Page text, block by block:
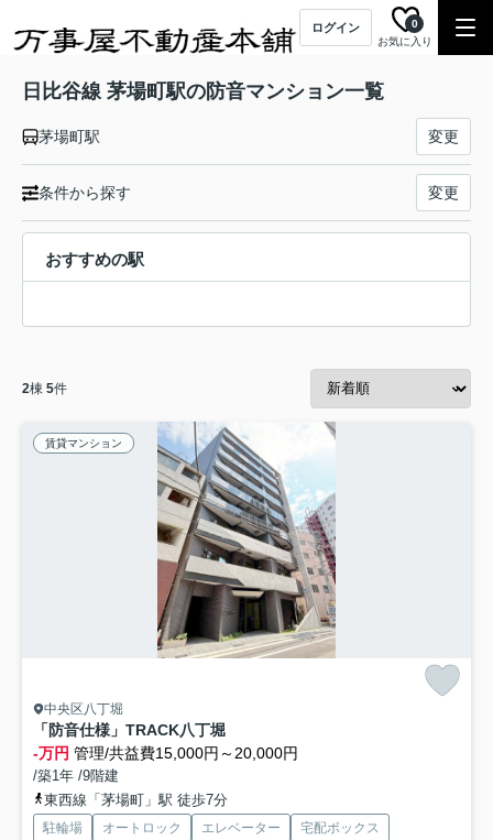
ログイン
お気に入り
0
日比谷線 茅場町駅の防音マンション一覧
茅場町駅 変更
条件から探す 変更
おすすめの駅
2棟 5件
賃貸マンション
中央区八丁堀
「防音仕様」TRACK八丁堀
-万円 管理/共益費15,000円～20,000円
/築1年 /9階建
東西線「茅場町」駅 徒歩7分
駐輪場 オートロック エレベーター
宅配ボックス